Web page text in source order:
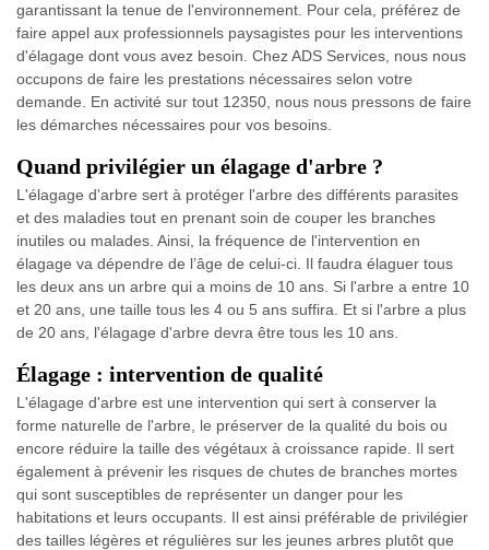
garantissant la tenue de l'environnement. Pour cela, préférez de
faire appel aux professionnels paysagistes pour les interventions
d'élagage dont vous avez besoin. Chez ADS Services, nous nous
occupons de faire les prestations nécessaires selon votre
demande. En activité sur tout 12350, nous nous pressons de faire
les démarches nécessaires pour vos besoins.
Quand privilégier un élagage d'arbre ?
L'élagage d'arbre sert à protéger l'arbre des différents parasites
et des maladies tout en prenant soin de couper les branches
inutiles ou malades. Ainsi, la fréquence de l'intervention en
élagage va dépendre de l’âge de celui-ci. Il faudra élaguer tous
les deux ans un arbre qui a moins de 10 ans. Si l'arbre a entre 10
et 20 ans, une taille tous les 4 ou 5 ans suffira. Et si l'arbre a plus
de 20 ans, l'élagage d'arbre devra être tous les 10 ans.
Élagage : intervention de qualité
L'élagage d'arbre est une intervention qui sert à conserver la
forme naturelle de l'arbre, le préserver de la qualité du bois ou
encore réduire la taille des végétaux à croissance rapide. Il sert
également à prévenir les risques de chutes de branches mortes
qui sont susceptibles de représenter un danger pour les
habitations et leurs occupants. Il est ainsi préférable de privilégier
des tailles légères et régulières sur les jeunes arbres plutôt que